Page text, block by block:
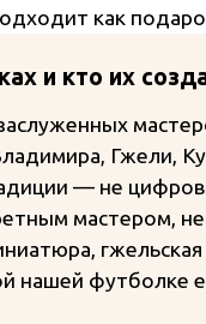
как
и кто их
Гжели,
— не
мастером,
гжельская
нашей футболке